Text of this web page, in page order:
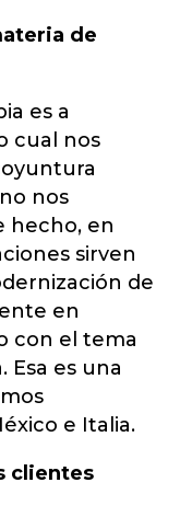
de
es a
cual nos
nos
hecho, en
sirven
de
en
con el tema
es una
e Italia.
clientes